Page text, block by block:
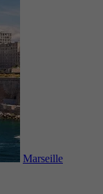
Marseille